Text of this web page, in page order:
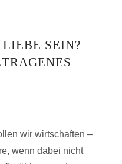
SEIN?
wir wirtschaften –
wenn dabei nicht